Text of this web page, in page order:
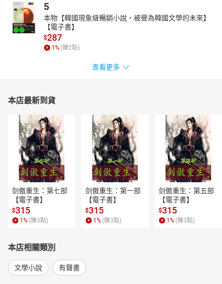
5
本物【韓國現象級暢銷小說，被譽為韓國文學的未來】
【電子書】
$287
1 % (賺2點)
查看更多
本店最新到貨
剑傲重生：第七部
【電子書】
$315
1 % (賺3點)
剑傲重生：第一部
【電子書】
$315
1 % (賺3點)
剑傲重生：第五部
【電子書】
$315
1 % (賺3點)
本店相關類別
文學小說 有聲書